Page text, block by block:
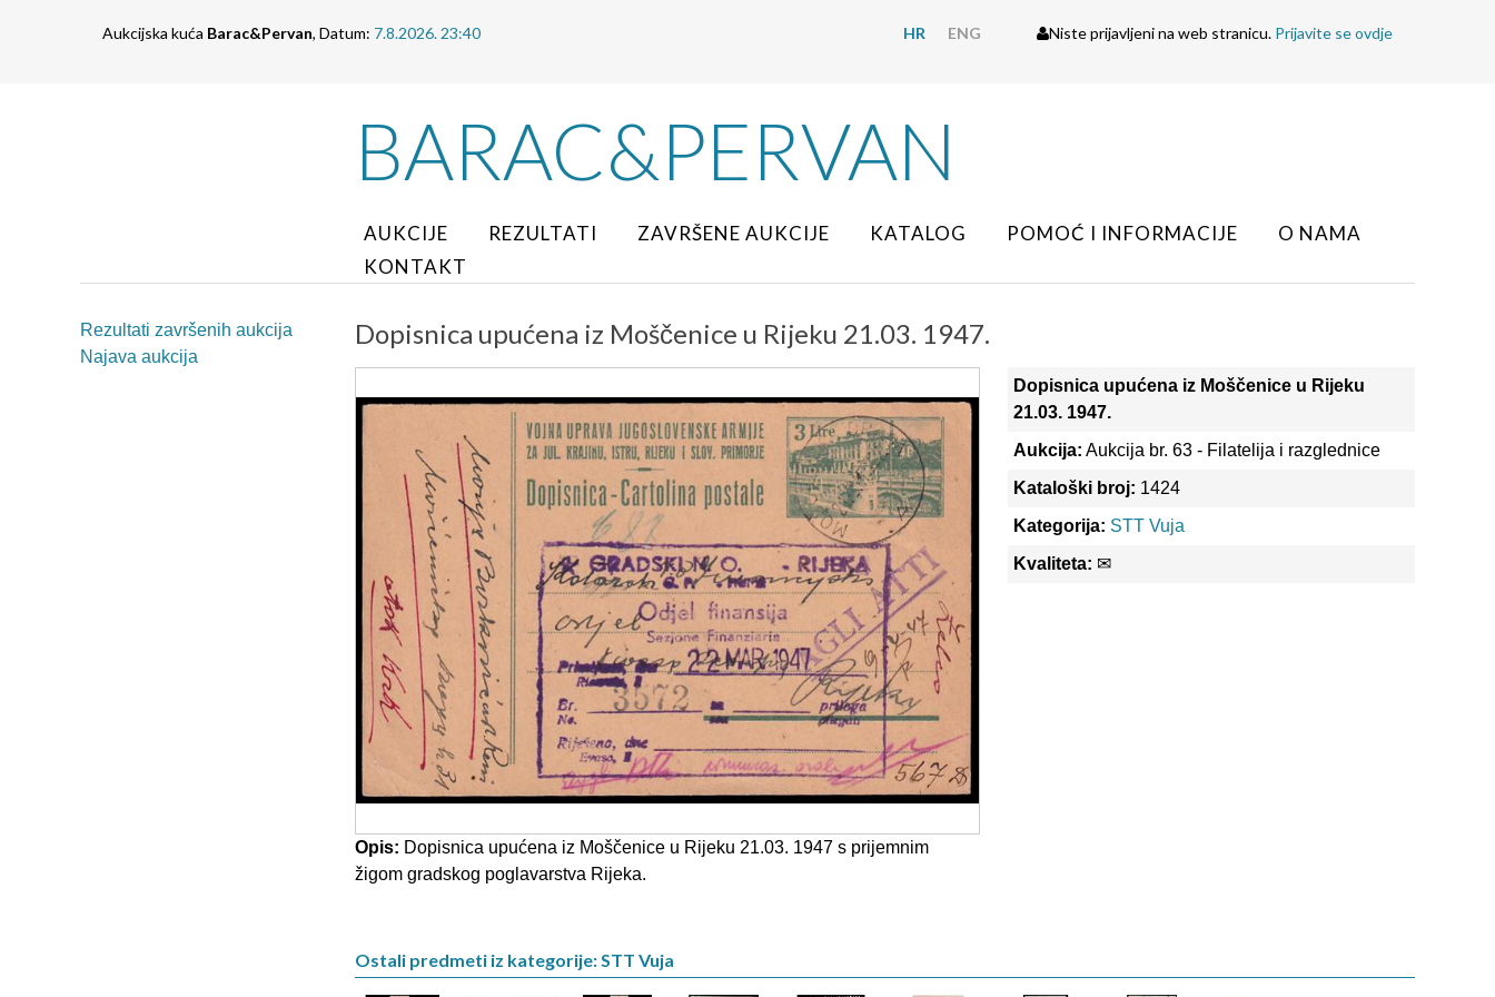
Aukcijska kuća Barac&Pervan, Datum: 7.8.2026. 23:40 HR ENG Niste prijavljeni na web stranicu. Prijavite se ovdje
BARAC&PERVAN
AUKCIJE REZULTATI ZAVRŠENE AUKCIJE KATALOG POMOĆ I INFORMACIJE
O NAMA
KONTAKT
Rezultati završenih aukcija
Najava aukcija
Dopisnica upućena iz Moščenice u Rijeku 21.03. 1947.
Opis: Dopisnica upućena iz Moščenice u Rijeku 21.03. 1947 s prijemnim
žigom gradskog poglavarstva Rijeka.
Dopisnica upućena iz Moščenice u Rijeku
21.03. 1947.
Aukcija: Aukcija br. 63 - Filatelija i razglednice
Kataloški broj: 1424
Kategorija: STT Vuja
Kvaliteta: ✉
Ostali predmeti iz kategorije: STT Vuja